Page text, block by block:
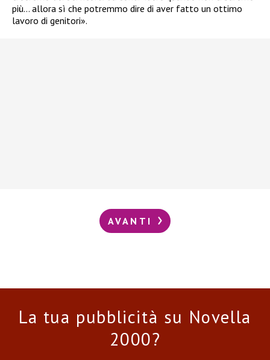
più… allora sì che potremmo dire di aver fatto un ottimo
lavoro di genitori».
AVANTI
La tua pubblicità su Novella
2000?